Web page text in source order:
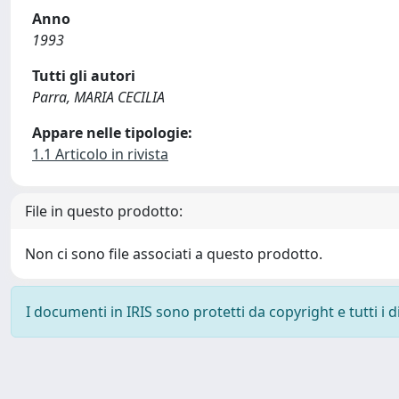
Anno
1993
Tutti gli autori
Parra, MARIA CECILIA
Appare nelle tipologie:
1.1 Articolo in rivista
File in questo prodotto:
Non ci sono file associati a questo prodotto.
I documenti in IRIS sono protetti da copyright e tutti i